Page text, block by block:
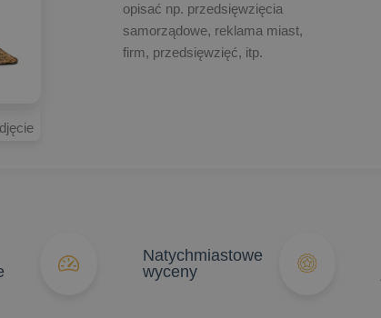
opisać np. przedsięwzięcia
samorządowe, reklama miast,
firm, przedsięwzięć, itp.
Natychmiastowe
wyceny